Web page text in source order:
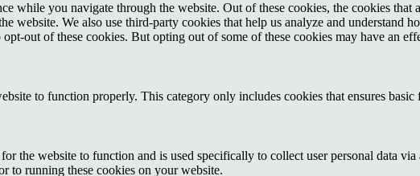
while you navigate through the website. Out of these cookies, the cookies that
website. We also use third-party cookies that help us analyze and understand
out of these cookies. But opting out of some of these cookies may have an
to function properly. This category only includes cookies that ensures
the website to function and is used specifically to collect user personal data via
to running these cookies on your website.